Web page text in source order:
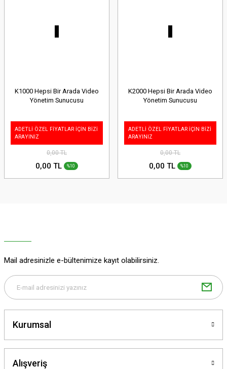
K1000 Hepsi Bir Arada Video
Yönetim Sunucusu
ADETLİ ÖZEL FİYATLAR İÇİN BİZİ
ARAYINIZ
0,00 TL
0,00 TL %10
K2000 Hepsi Bir Arada Video
Yönetim Sunucusu
ADETLİ ÖZEL FİYATLAR İÇİN BİZİ
ARAYINIZ
0,00 TL
0,00 TL %10
Mail adresinizle e-bültenimize kayıt olabilirsiniz.
Kurumsal
Alışveriş